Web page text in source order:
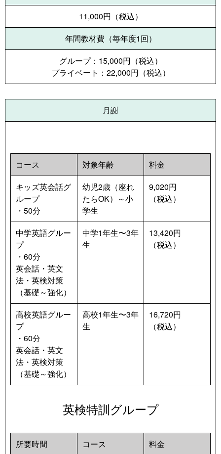
11,000円（税込）
年間教材費（毎年度1回）
グループ：15,000円（税込）
プライベート：22,000円（税込）
月謝
コース 対象年齢
料金
キッズ英会話グ
ループ
・50分
幼児2歳（座れ
たらOK）～小
学生
9,020円
（税込）
中学英語グルー
プ
・60分
英会話・英文
法・英検対策
（基礎～強化）
中学1年生〜3年
生
13,420円
（税込）
高校英語グルー
プ
・60分
英会話・英文
法・英検対策
（基礎～強化）
高校1年生〜3年
生
16,720円
（税込）
英検特訓グループ
所要時間 コース 料金